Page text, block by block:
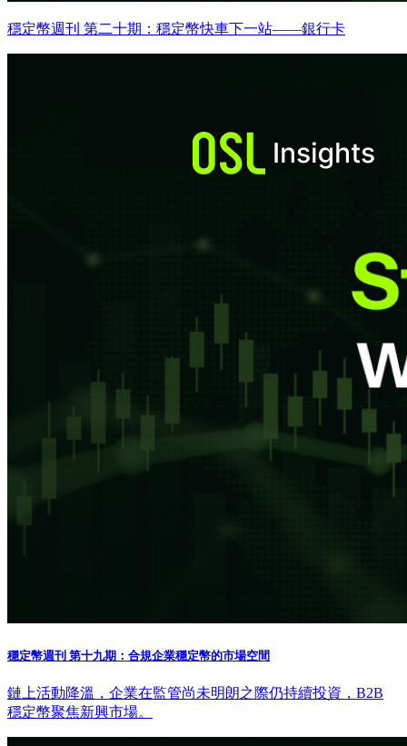
穩定幣週刊 第二十期：穩定幣快車下一站——銀行卡
穩定幣週刊 第十九期：合規企業穩定幣的市場空間
鏈上活動降溫，企業在監管尚未明朗之際仍持續投資，B2B
穩定幣聚焦新興市場。